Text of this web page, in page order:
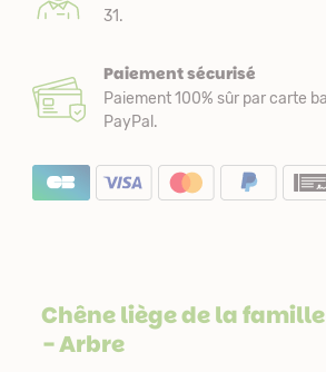
31.
Paiement sécurisé
Paiement 100% sûr par carte
PayPal.
Chêne liège de la famille
- Arbre